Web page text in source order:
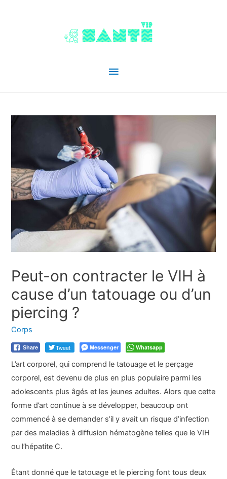
Menu
Peut-on contracter le VIH à
cause d’un tatouage ou d’un
piercing ?
Corps
Share Tweet Messenger Whatsapp
L’art corporel, qui comprend le tatouage et le perçage
corporel, est devenu de plus en plus populaire parmi les
adolescents plus âgés et les jeunes adultes. Alors que cette
forme d’art continue à se développer, beaucoup ont
commencé à se demander s’il y avait un risque d’infection
par des maladies à diffusion hématogène telles que le VIH
ou l’hépatite C.
Étant donné que le tatouage et le piercing font tous deux